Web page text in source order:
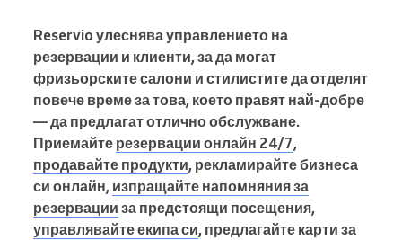
Reservio улеснява управлението на
резервации и клиенти, за да могат
фризьорските салони и стилистите да отделят
повече време за това, което правят най-добре
— да предлагат отлично обслужване.
Приемайте резервации онлайн 24/7,
продавайте продукти, рекламирайте бизнеса
си онлайн, изпращайте напомняния за
резервации за предстоящи посещения,
управлявайте екипа си, предлагайте карти за